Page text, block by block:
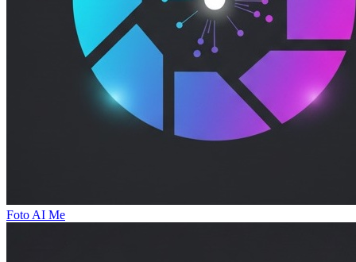
Foto AI Me